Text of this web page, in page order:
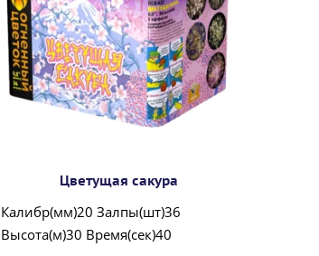
Цветущая сакура
Калибр(мм)20 Залпы(шт)36
Высота(м)30 Время(сек)40